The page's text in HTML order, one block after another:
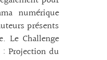
numérique
présents
Le Challenge
: Projection du